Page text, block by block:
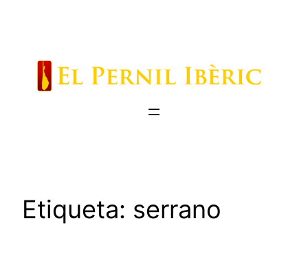
Etiqueta: serrano